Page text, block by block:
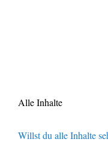
Alle Inhalte
Willst du alle Inhalte